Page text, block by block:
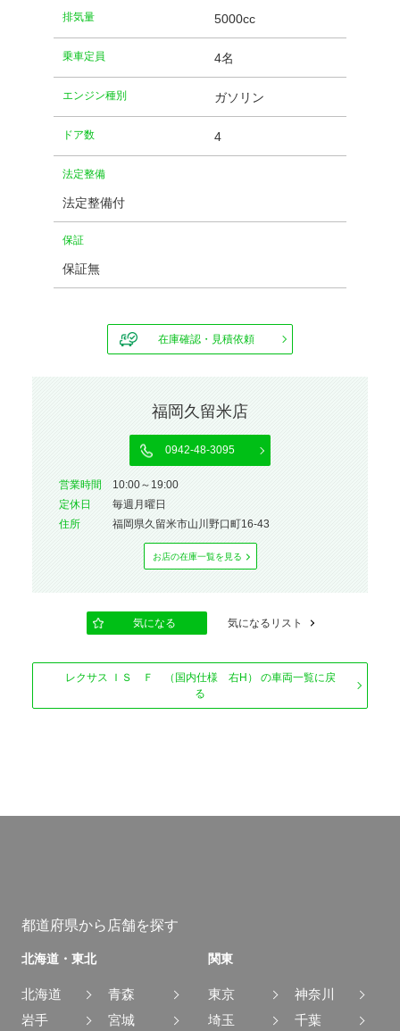
排気量 5000cc
乗車定員 4名
エンジン種別 ガソリン
ドア数 4
法定整備
法定整備付
保証
保証無
在庫確認・見積依頼
福岡久留米店
0942-48-3095
営業時間
10:00～19:00
定休⽇
毎週月曜日
住所
福岡県久留米市山川野口町16-43
お店の在庫⼀覧を⾒る
気になる 気になるリスト
レクサス ＩＳ Ｆ （国内仕様 右H） の車両一覧に戻
る
都道府県から店舗を探す
北海道・東北
北海道
青森
岩手
宮城
関東
東京
神奈川
埼玉
千葉